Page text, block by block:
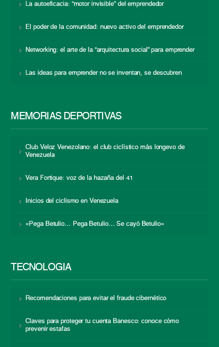
La autoeficacia: “motor invisible” del emprendedor
El poder de la comunidad: nuevo activo del emprendedor
Networking: el arte de la “arquitectura social” para emprender
Las ideas para emprender no se inventan, se descubren
MEMORIAS DEPORTIVAS
Club Veloz Venezolano: el club ciclístico más longevo de
Venezuela
Vera Fortique: voz de la hazaña del 41
Inicios del ciclismo en Venezuela
«Pega Betulio… Pega Betulio… Se cayó Betulio»
TECNOLOGÍA
Recomendaciones para evitar el fraude cibernético
Claves para proteger tu cuenta Banesco: conoce cómo
prevenir estafas